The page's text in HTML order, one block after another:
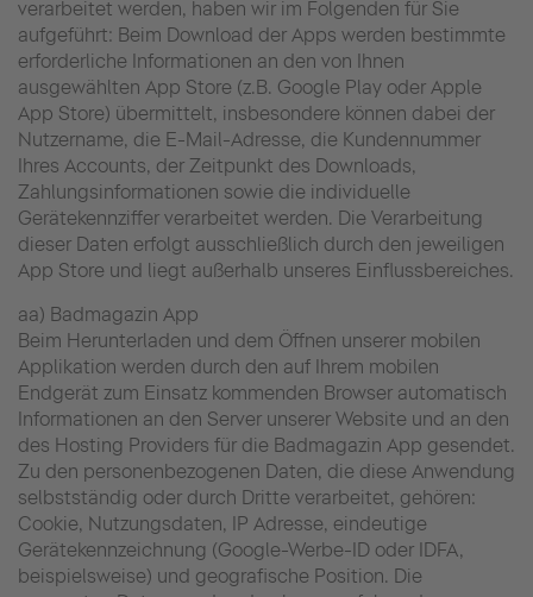
verarbeitet werden, haben wir im Folgenden für Sie
aufgeführt: Beim Download der Apps werden bestimmte
erforderliche Informationen an den von Ihnen
ausgewählten App Store (z.B. Google Play oder Apple
App Store) übermittelt, insbesondere können dabei der
Nutzername, die E-Mail-Adresse, die Kundennummer
Ihres Accounts, der Zeitpunkt des Downloads,
Zahlungsinformationen sowie die individuelle
Gerätekennziffer verarbeitet werden. Die Verarbeitung
dieser Daten erfolgt ausschließlich durch den jeweiligen
App Store und liegt außerhalb unseres Einflussbereiches.
aa) Badmagazin App
Beim Herunterladen und dem Öffnen unserer mobilen
Applikation werden durch den auf Ihrem mobilen
Endgerät zum Einsatz kommenden Browser automatisch
Informationen an den Server unserer Website und an den
des Hosting Providers für die Badmagazin App gesendet.
Zu den personenbezogenen Daten, die diese Anwendung
selbstständig oder durch Dritte verarbeitet, gehören:
Cookie, Nutzungsdaten, IP Adresse, eindeutige
Gerätekennzeichnung (Google-Werbe-ID oder IDFA,
beispielsweise) und geografische Position. Die